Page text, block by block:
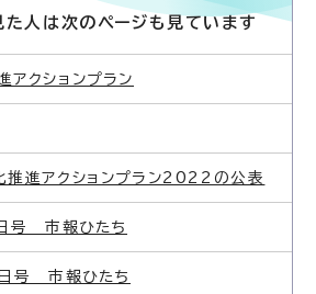
た人は次のページも見ています
アクションプラン
推進アクションプラン2022の公表
号 市報ひたち
号 市報ひたち